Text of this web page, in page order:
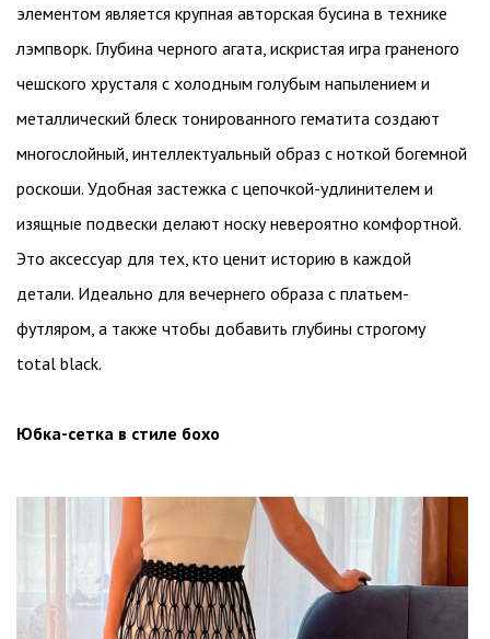
элементом является крупная авторская бусина в технике
лэмпворк. Глубина черного агата, искристая игра граненого
чешского хрусталя с холодным голубым напылением и
металлический блеск тонированного гематита создают
многослойный, интеллектуальный образ с ноткой богемной
роскоши. Удобная застежка с цепочкой-удлинителем и
изящные подвески делают носку невероятно комфортной.
Это аксессуар для тех, кто ценит историю в каждой
детали. Идеально для вечернего образа с платьем-
футляром, а также чтобы добавить глубины строгому
total black.
Юбка-сетка в стиле бохо